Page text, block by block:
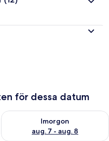
för dessa datum
aug. 6 - aug. 7
Imorgon
aug. 7 - aug. 8
Kontrollera tillgängligheten